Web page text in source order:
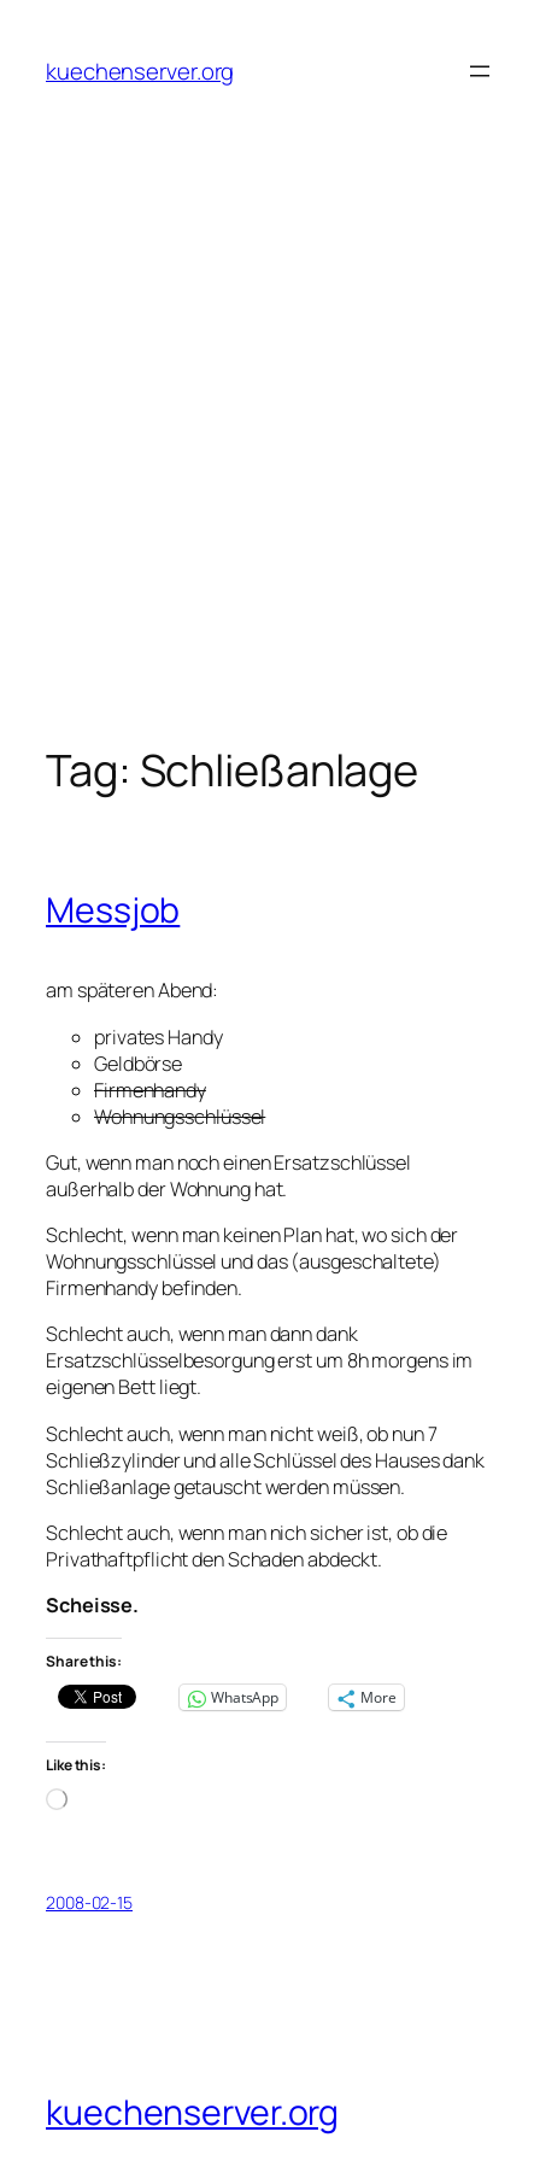
content
kuechenserver.org
Tag: Schließanlage
Messjob
am späteren Abend:
privates Handy
Geldbörse
Firmenhandy
Wohnungsschlüssel
Gut, wenn man noch einen Ersatzschlüssel
außerhalb der Wohnung hat.
Schlecht, wenn man keinen Plan hat, wo sich der
Wohnungsschlüssel und das (ausgeschaltete)
Firmenhandy befinden.
Schlecht auch, wenn man dann dank
Ersatzschlüsselbesorgung erst um 8h morgens im
eigenen Bett liegt.
Schlecht auch, wenn man nicht weiß, ob nun 7
Schließzylinder und alle Schlüssel des Hauses dank
Schließanlage getauscht werden müssen.
Schlecht auch, wenn man nich sicher ist, ob die
Privathaftpflicht den Schaden abdeckt.
Scheisse.
Share this:
WhatsApp
More
Like this:
Loading…
2008-02-15
kuechenserver.org